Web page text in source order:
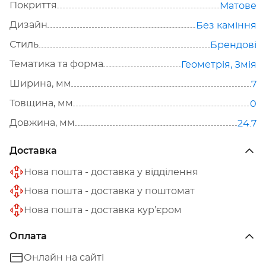
Покриття
Матове
Дизайн
Без каміння
Стиль
Брендові
Тематика та форма
Геометрія, Змія
Ширина, мм
7
Товщина, мм
0
Довжина, мм
24.7
Доставка
Нова пошта - доставка у відділення
Нова пошта - доставка у поштомат
Нова пошта - доставка кур’єром
Оплата
Онлайн на сайті